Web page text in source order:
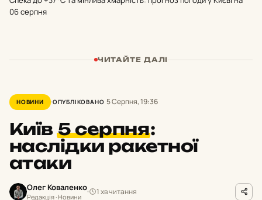
06 серпня
ЧИТАЙТЕ ДАЛІ
НОВИНИ ОПУБЛІКОВАНО 5 Серпня, 19:36
Київ5 серпня:
наслідки ракетної
атаки
Олег Коваленко
Редакція · Новини
1 хв читання